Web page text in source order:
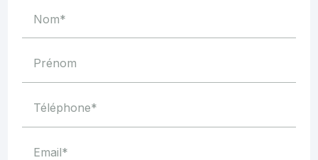
Nom*
Prénom
Téléphone*
Email*